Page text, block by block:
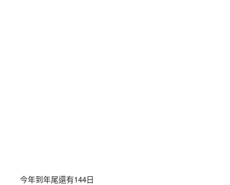
今年到年尾還有144日